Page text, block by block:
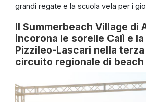
grandi regate e la scuola vela per i
Il Summerbeach Village di
incorona le sorelle Calì e
Pizzileo-Lascari nella
circuito regionale di